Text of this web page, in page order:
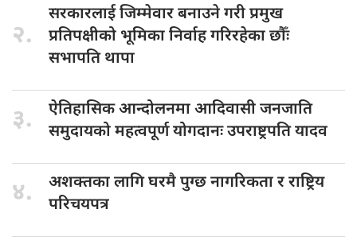
२.
सरकारलाई जिम्मेवारबनाउने गरी प्रमुख
प्रतिपक्षीको भूमिका निर्वाह गरिरहेका छौँः
सभापति थापा
३. ऐतिहासिक आन्दोलनमाआदिवासी जनजाति
समुदायको महत्वपूर्ण योगदानः उपराष्ट्रपति यादव
४. अशक्तका लागिघरमै पुग्छ नागरिकता र राष्ट्रिय
परिचयपत्र